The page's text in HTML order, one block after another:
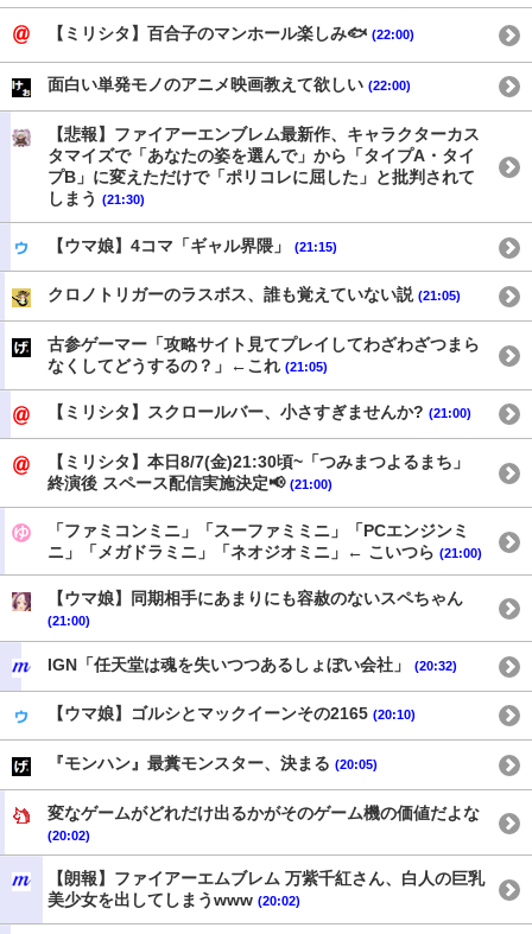
【ミリシタ】百合子のマンホール楽しみ🐟 (22:00)
面白い単発モノのアニメ映画教えて欲しい (22:00)
【悲報】ファイアーエンブレム最新作、キャラクターカス
タマイズで「あなたの姿を選んで」から「タイプA・タイ
プB」に変えただけで「ポリコレに屈した」と批判されて
しまう (21:30)
【ウマ娘】4コマ「ギャル界隈」 (21:15)
クロノトリガーのラスボス、誰も覚えていない説 (21:05)
古参ゲーマー「攻略サイト見てプレイしてわざわざつまら
なくしてどうするの？」←これ (21:05)
【ミリシタ】スクロールバー、小さすぎませんか? (21:00)
【ミリシタ】本日8/7(金)21:30頃~「つみまつよるまち」
終演後 スペース配信実施決定📢 (21:00)
「ファミコンミニ」「スーファミミニ」「PCエンジンミ
ニ」「メガドラミニ」「ネオジオミニ」← こいつら (21:00)
【ウマ娘】同期相手にあまりにも容赦のないスペちゃん
(21:00)
IGN「任天堂は魂を失いつつあるしょぼい会社」 (20:32)
【ウマ娘】ゴルシとマックイーンその2165 (20:10)
『モンハン』最糞モンスター、決まる (20:05)
変なゲームがどれだけ出るかがそのゲーム機の価値だよな
(20:02)
【朗報】ファイアーエムブレム 万紫千紅さん、白人の巨乳
美少女を出してしまうwww (20:02)